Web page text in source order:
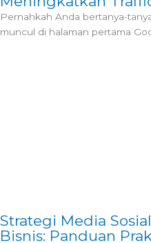
Pernahkah Anda bertanya-
muncul di halaman pertama
Strategi Media
Bisnis: Panduan